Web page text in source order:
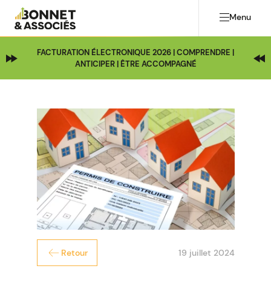
Menu
FACTURATION ÉLECTRONIQUE 2026 | COMPRENDRE |
ANTICIPER | ÊTRE ACCOMPAGNÉ
Retour 19 juillet 2024